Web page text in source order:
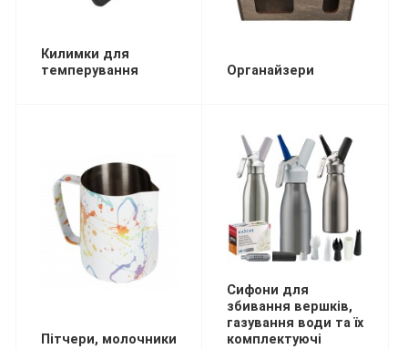
Килимки для
темперування
Органайзери
Пітчери, молочники
Сифони для
збивання вершків,
газування води та їх
комплектуючі